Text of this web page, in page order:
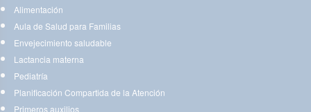
Alimentación
Aula de Salud para Familias
Envejecimiento saludable
Lactancia materna
Pediatría
Planificación Compartida de la Atención
Primeros auxilios